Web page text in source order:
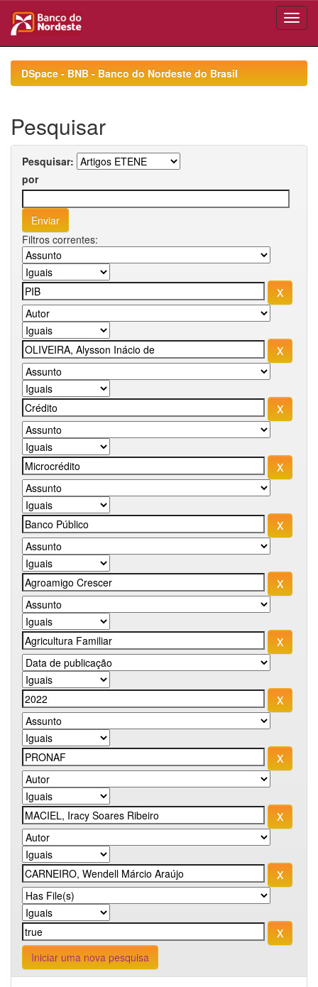
navigationDSpace - BNB - Banco do Nordeste do Brasil
Pesquisar
Pesquisar:
por
Filtros correntes:
Iniciar uma nova pesquisa